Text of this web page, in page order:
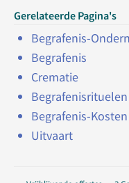
Gerelateerde Pagina's
Begrafenis-
Begrafenis
Crematie
Begrafenisrituelen
Begrafenis-Kosten
Uitvaart